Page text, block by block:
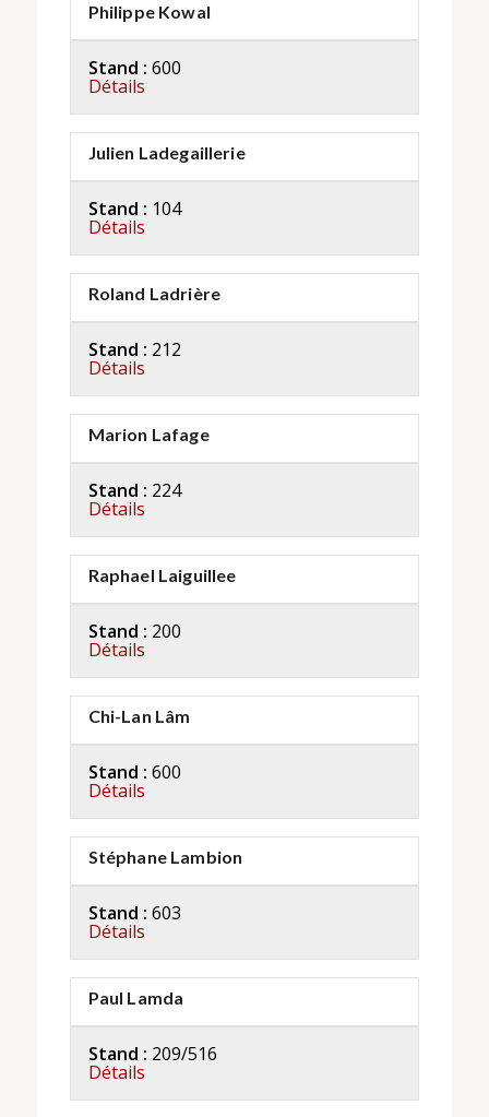
Philippe Kowal
Stand : 600
Détails
Julien Ladegaillerie
Stand : 104
Détails
Roland Ladrière
Stand : 212
Détails
Marion Lafage
Stand : 224
Détails
Raphael Laiguillee
Stand : 200
Détails
Chi-Lan Lâm
Stand : 600
Détails
Stéphane Lambion
Stand : 603
Détails
Paul Lamda
Stand : 209/516
Détails